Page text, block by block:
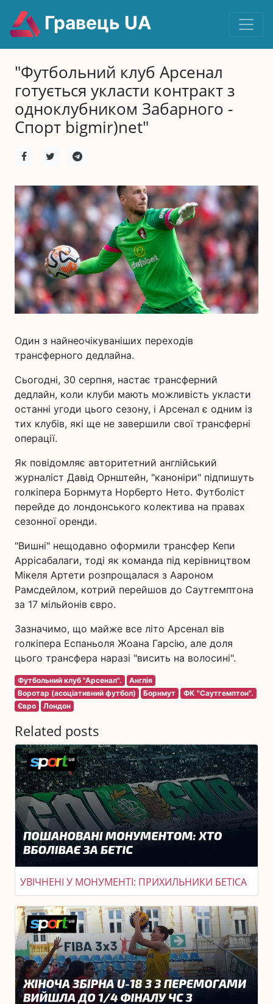
Гравець UA
"Футбольний клуб Арсенал
готується укласти контракт з
одноклубником Забарного -
Спорт bigmir)net"
Один з найнеочікуваніших переходів
трансферного дедлайна.
Сьогодні, 30 серпня, настає трансферний
дедлайн, коли клуби мають можливість укласти
останні угоди цього сезону, і Арсенал є одним із
тих клубів, які ще не завершили свої трансферні
операції.
Як повідомляє авторитетний англійський
журналіст Давід Орнштейн, "каноніри" підпишуть
голкіпера Борнмута Норберто Нето. Футболіст
перейде до лондонського колектива на правах
сезонної оренди.
"Вишні" нещодавно оформили трансфер Кепи
Аррісабалаги, тоді як команда під керівництвом
Мікеля Артети розпрощалася з Аароном
Рамсдейлом, котрий перейшов до Саутгемптона
за 17 мільйонів євро.
Зазначимо, що майже все літо Арсенал вів
голкіпера Еспаньоля Жоана Гарсію, але доля
цього трансфера наразі "висить на волосині".
Футбольний клуб "Арсенал".
Англія
Воротар (асоціативний футбол)
Борнмут
ФК "Саутгемптон".
Євро
Лондон
Related posts
УВІЧНЕНІ У МОНУМЕНТІ: ПРИХИЛЬНИКИ БЕТІСА